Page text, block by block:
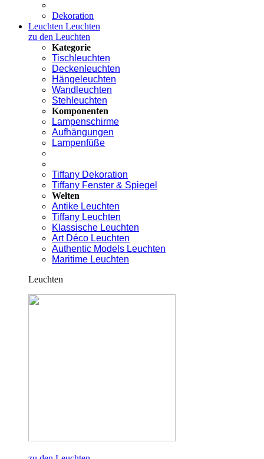
Dekoration
Leuchten Leuchten
zu den Leuchten
Kategorie
Tischleuchten
Deckenleuchten
Hängeleuchten
Wandleuchten
Stehleuchten
Komponenten
Lampenschirme
Aufhängungen
Lampenfüße
Tiffany Dekoration
Tiffany Fenster & Spiegel
Welten
Antike Leuchten
Tiffany Leuchten
Klassische Leuchten
Art Déco Leuchten
Authentic Models Leuchten
Maritime Leuchten
Leuchten